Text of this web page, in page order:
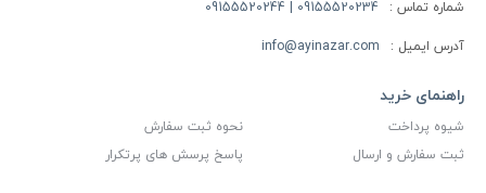
شماره تماس : 09155520234 | 09155520244
آدرس ایمیل : info@ayinazar.com
راهنمای خرید
شیوه پرداخت
نحوه ثبت سفارش
ثبت سفارش و ارسال
پاسخ پرسش های پرتکرار